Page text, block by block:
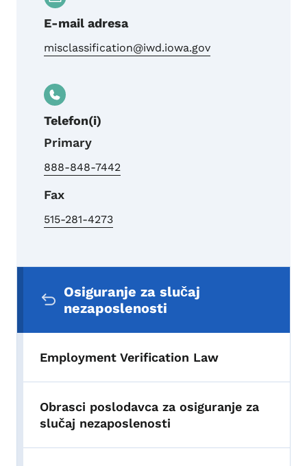
E-mail adresa
misclassification@iwd.iowa.gov
Telefon(i)
Primary
888-848-7442
Fax
515-281-4273
Osiguranje za slučaj
nezaposlenosti
Employment Verification Law
Obrasci poslodavca za osiguranje za
slučaj nezaposlenosti